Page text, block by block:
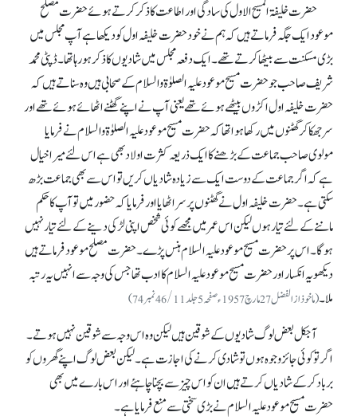
حضرت خلیفۃ المسیح الاول کی سادگی اور اطاعت کا ذکر کرتے ہوئے حضرت مصلح
موعود ایک جگہ فرماتے ہیں کہ ہم نے خود حضرت خلیفہ اول کو دیکھا ہے آپ مجلس میں
بڑی مسکنت سے بیٹھا کرتے تھے۔ ایک دفعہ مجلس میں شادیوں کا ذکر ہو رہا تھا۔ ڈپٹی محمد
شریف صاحب جو حضرت مسیح موعود علیہ الصلوٰۃ والسلام کے صحابی ہیں وہ سناتے ہیں کہ
حضرت خلیفہ اول اکڑوں بیٹھے ہوئے تھے یعنی آپ نے اپنے گھٹنے اٹھائے ہوئے تھے اور
سر جھکا کر گھٹنوں میں رکھا ہوا تھا کہ حضرت مسیح موعود علیہ الصلوٰۃ والسلام نے فرمایا
مولوی صاحب جماعت کے بڑھنے کا ایک ذریعہ کثرت اولاد بھی ہے اس لئے میرا خیال
ہے کہ اگر جماعت کے دوست ایک سے زیادہ شادیاں کریں تو اس سے بھی جماعت بڑھ
سکتی ہے۔ حضرت خلیفہ اول نے گھٹنوں پر سر اٹھایا اور فرمایا کہ حضور میں تو آپ کا حکم
ماننے کے لئے تیار ہوں لیکن اس عمر میں مجھے کوئی شخص اپنی لڑکی دینے کے لئے تیار نہیں
ہو گا۔ اس پر حضرت مسیح موعود علیہ السلام ہنس پڑے۔ حضرت مصلح موعود فرماتے ہیں
دیکھو یہ انکسار اور حضرت مسیح موعود علیہ السلام کا ادب تھا جس کی وجہ سے انہیں یہ رتبہ
ملا۔(ماخوذ از الفضل27 مارچ 1957ء صفحہ 5جلد46/11نمبر74)
آجکل بعض لوگ شادیوں کے شوقین ہیں لیکن وہ اس وجہ سے شوقین نہیں ہوتے۔
اگر تو کوئی جائز وجوہ ہوں تو شادی کرنے کی اجازت ہے۔ لیکن بعض لوگ اپنے گھروں کو
برباد کر کے شادیاں کرتے ہیں ان کو اس چیز سے بچنا چاہئے اور اس بارے میں بھی
حضرت مسیح موعود علیہ السلام نے بڑی سختی سے منع فرمایا ہے۔